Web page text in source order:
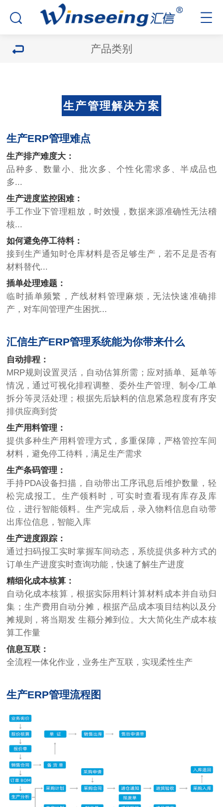
产品类别
生产管理解决方案
生产ERP管理难点
生产排产难度大：
品种多、数量小、批次多、个性化需求多、半成品也
多...
生产进度监控困难：
手工作业下管理粗放，时效慢，数据来源准确性无法稽
核...
如何避免停工待料：
接到生产通知时仓库材料是否足够生产，若不足是否有
材料替代...
插单处理难题：
临时插单频繁，产线材料管理麻烦，无法快速准确排
产，对车间管理产生困扰...
汇信生产ERP管理系统能为你带来什么
自动排程：
MRP规则设置灵活，自动估算所需；应对插单、延单等
情况，通过可视化排程调整、委外生产管理、制令/工单
拆分等灵活处理；根据先后缺料的信息紧急程度有序安
排供应商到货
生产用料管理：
提供多种生产用料管理方式，多重保障，严格管控车间
材料，避免停工待料，满足生产需求
生产条码管理：
手持PDA设备扫描，自动带出工序讯息后维护数量，轻
松完成报工。生产领料时，可实时查看现有库存及库
位，进行智能领料。生产完成后，录入物料信息自动带
出库位信息，智能入库
生产进度跟踪：
通过扫码报工实时掌握车间动态，系统提供多种方式的
订单生产进度实时查询功能，快速了解生产进度
精细化成本核算：
自动化成本核算，根据实际用料计算材料成本并自动归
集；生产费用自动分摊，根据产品成本项目结构以及分
摊规则，将当期发 生额分摊到位。大大简化生产成本核
算工作量
信息互联：
全流程一体化作业，业务生产互联，实现柔性生产
生产ERP管理流程图